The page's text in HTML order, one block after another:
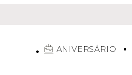
ANIVERSÁRIO